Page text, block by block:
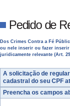
Pedido de
Dos Crimes Contra a Fé
ou nele inserir ou fazer
juridicamente relevante (Art.
A solicitação de
cadastral do seu CPF
Preencha os campos